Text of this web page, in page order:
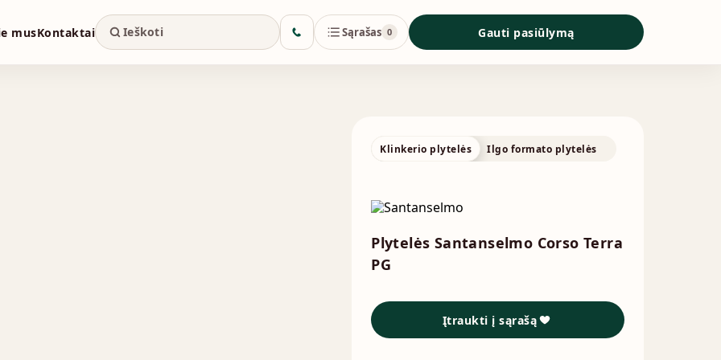
musKontaktai Sąrašas 0 Gauti pasiūlymą
Klinkerio plytelės Ilgo formato plytelės
Plytelės Santanselmo Corso Terra
PG
Įtraukti į sąrašą